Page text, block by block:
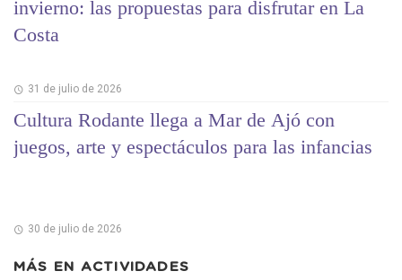
invierno: las propuestas para disfrutar en La
Costa
31 de julio de 2026
Cultura Rodante llega a Mar de Ajó con
juegos, arte y espectáculos para las infancias
30 de julio de 2026
MÁS EN ACTIVIDADES